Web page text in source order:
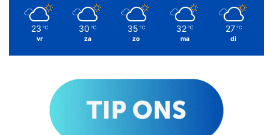
23 ℃
vr
30 ℃
za
35 ℃
zo
32 ℃
ma
27 ℃
di